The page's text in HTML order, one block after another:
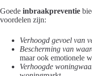
Goede inbraakpreventie
voordelen zijn:
Verhoogd gevoel van
Bescherming van
maar ook emotionele
Verhoogde